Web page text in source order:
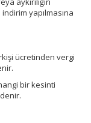
yapılmasına
ücretinden vergi
bir kesinti